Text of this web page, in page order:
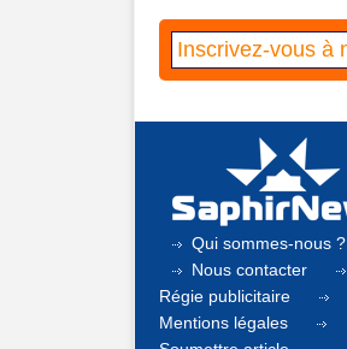
Qui sommes-nous ?
Nous contacter
Régie publicitaire
Mentions légales